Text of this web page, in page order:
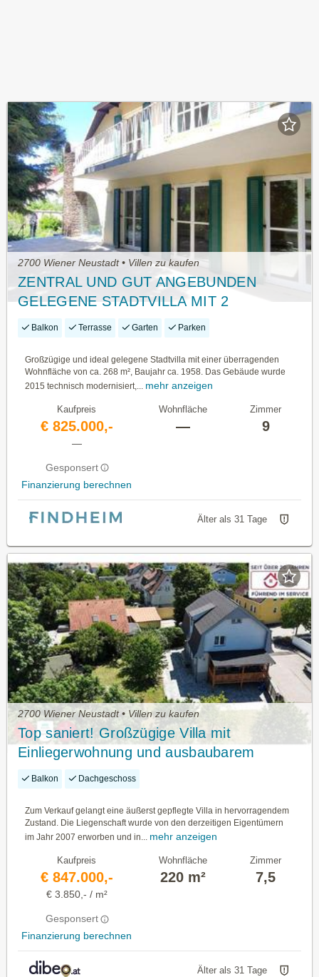
2700 Wiener Neustadt • Villen zu kaufen
ZENTRAL UND GUT ANGEBUNDEN
GELEGENE STADTVILLA MIT 2
GARAGEN UND SALZWASSER-POOL
Balkon Terrasse Garten Parken
Großzügige und ideal gelegene Stadtvilla mit einer überragenden
Wohnfläche von ca. 268 m², Baujahr ca. 1958. Das Gebäude wurde
2015 technisch modernisiert,... mehr anzeigen
Kaufpreis
€ 825.000,-
—
Gesponsert
Finanzierung berechnen
Wohnfläche
—
Zimmer
9
Älter als 31 Tage
2700 Wiener Neustadt • Villen zu kaufen
Top saniert! Großzügige Villa mit
Einliegerwohnung und ausbaubarem
Dachgeschoss
Balkon Dachgeschoss
Zum Verkauf gelangt eine äußerst gepflegte Villa in hervorragendem
Zustand. Die Liegenschaft wurde von den derzeitigen Eigentümern
im Jahr 2007 erworben und in... mehr anzeigen
Kaufpreis
€ 847.000,-
€ 3.850,- / m²
Gesponsert
Finanzierung berechnen
Wohnfläche
220 m²
Zimmer
7,5
Älter als 31 Tage